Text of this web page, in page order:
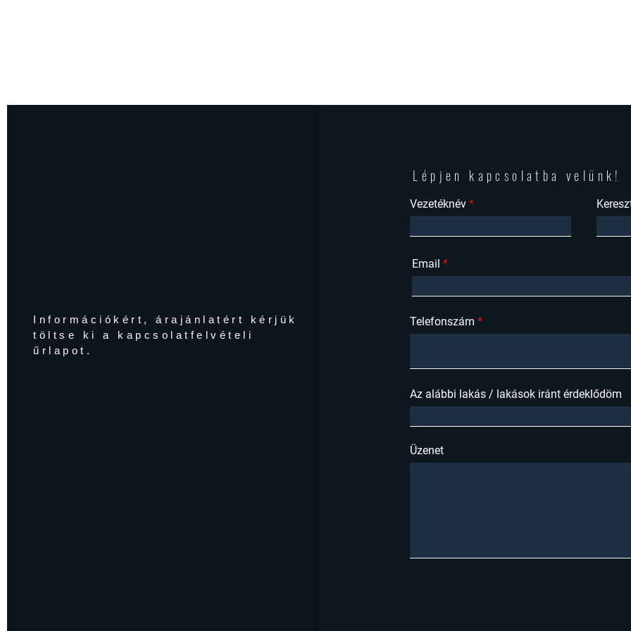
Információkért, árajánlatért kérjük
töltse ki a kapcsolatfelvételi
űrlapot.
Lépjen kapcsolatba velünk!
Vezetéknév
Email
Telefonszám
Az alábbi lakás / lakások iránt érdeklődöm
Üzenet